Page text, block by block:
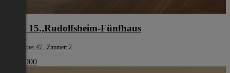
Wien 15.,Rudolfsheim-Fünfhaus
Wohnfläche: 47 Zimmer: 2
€ 265 000